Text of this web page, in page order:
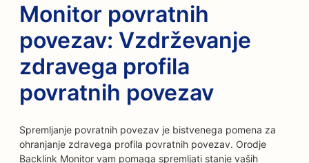
Monitor povratnih
povezav: Vzdrževanje
zdravega profila
povratnih povezav
Spremljanje povratnih povezav je bistvenega pomena za
ohranjanje zdravega profila povratnih povezav. Orodje
Backlink Monitor vam pomaga spremljati stanje vaših